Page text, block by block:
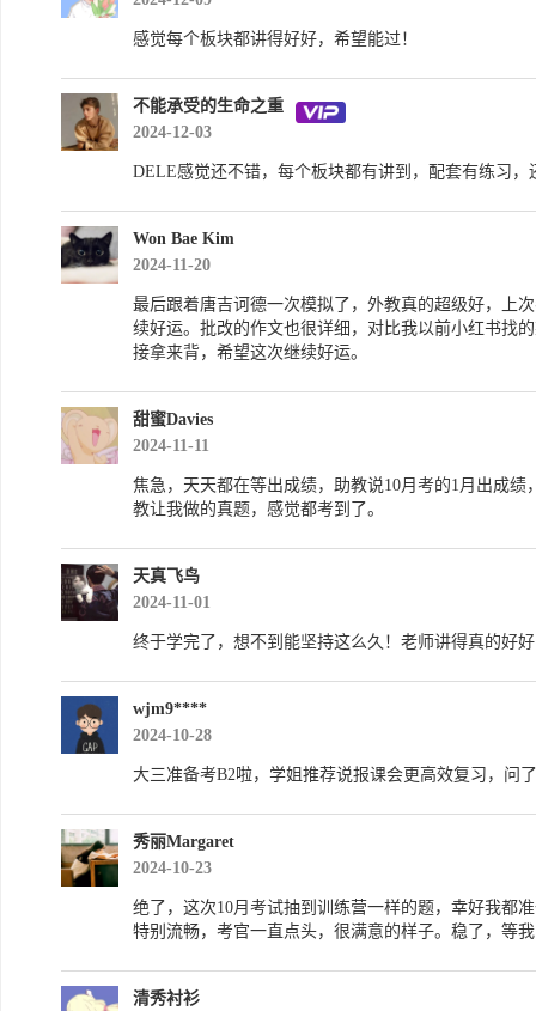
感觉每个板块都讲得好好，希望能过！
不能承受的生命之重
2024-12-03
DELE感觉还不错，每个板块都有讲到，配套有练习
Won Bae Kim
2024-11-20
最后跟着唐吉诃德一次模拟了，外教真的超级好，上
续好运。批改的作文也很详细，对比我以前小红书找
接拿来背，希望这次继续好运。
甜蜜Davies
2024-11-11
焦急，天天都在等出成绩，助教说10月考的1月出成
教让我做的真题，感觉都考到了。
天真飞鸟
2024-11-01
终于学完了，想不到能坚持这么久！老师讲得真的好
wjm9****
2024-10-28
大三准备考B2啦，学姐推荐说报课会更高效复习，问
秀丽Margaret
2024-10-23
绝了，这次10月考试抽到训练营一样的题，幸好我都
特别流畅，考官一直点头，很满意的样子。稳了，等
清秀衬衫